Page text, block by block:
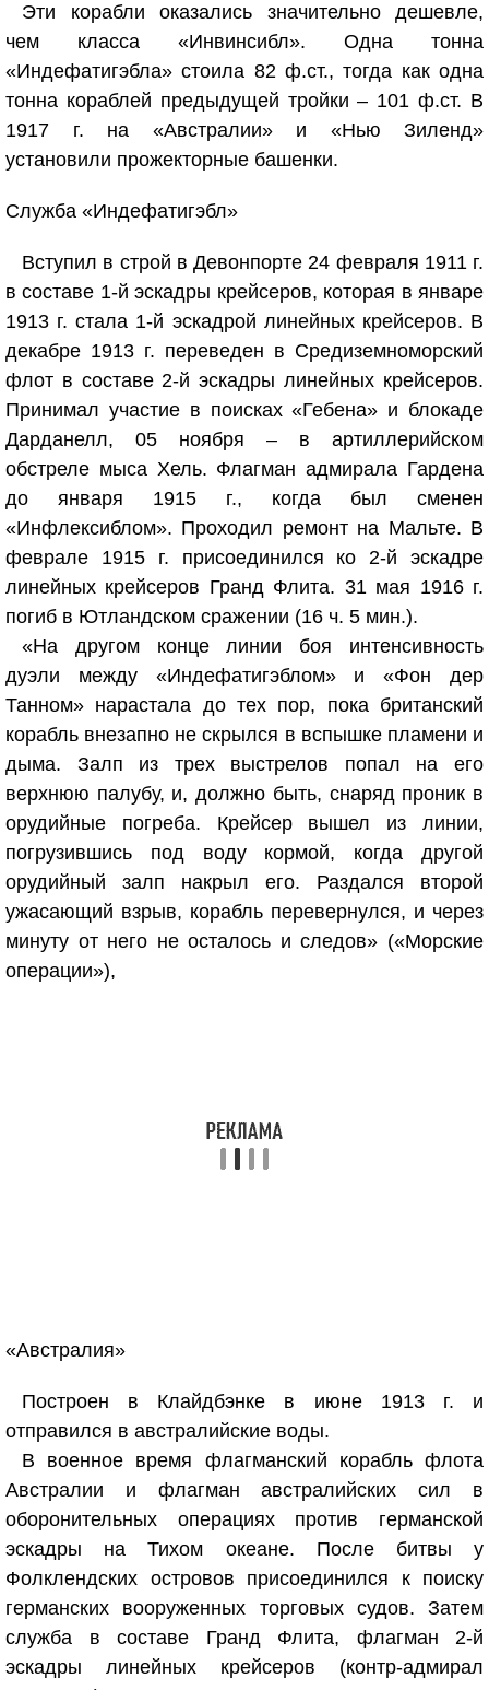
Эти корабли оказались значительно дешевле,
чем класса «Инвинсибл». Одна тонна
«Индефатигэбла» стоила 82 ф.ст., тогда как одна
тонна кораблей предыдущей тройки – 101 ф.ст. В
1917 г. на «Австралии» и «Нью Зиленд»
установили прожекторные башенки.
Служба «Индефатигэбл»
Вступил в строй в Девонпорте 24 февраля 1911 г.
в составе 1-й эскадры крейсеров, которая в январе
1913 г. стала 1-й эскадрой линейных крейсеров. В
декабре 1913 г. переведен в Средиземноморский
флот в составе 2-й эскадры линейных крейсеров.
Принимал участие в поисках «Гебена» и блокаде
Дарданелл, 05 ноября – в артиллерийском
обстреле мыса Хель. Флагман адмирала Гардена
до января 1915 г., когда был сменен
«Инфлексиблом». Проходил ремонт на Мальте. В
феврале 1915 г. присоединился ко 2-й эскадре
линейных крейсеров Гранд Флита. 31 мая 1916 г.
погиб в Ютландском сражении (16 ч. 5 мин.).
«На другом конце линии боя интенсивность
дуэли между «Индефатигэблом» и «Фон дер
Танном» нарастала до тех пор, пока британский
корабль внезапно не скрылся в вспышке пламени и
дыма. Залп из трех выстрелов попал на его
верхнюю палубу, и, должно быть, снаряд проник в
орудийные погреба. Крейсер вышел из линии,
погрузившись под воду кормой, когда другой
орудийный залп накрыл его. Раздался второй
ужасающий взрыв, корабль перевернулся, и через
минуту от него не осталось и следов» («Морские
операции»),
«Австралия»
Построен в Клайдбэнке в июне 1913 г. и
отправился в австралийские воды.
В военное время флагманский корабль флота
Австралии и флагман австралийских сил в
оборонительных операциях против германской
эскадры на Тихом океане. После битвы у
Фолклендских островов присоединился к поиску
германских вооруженных торговых судов. Затем
служба в составе Гранд Флита, флагман 2-й
эскадры линейных крейсеров (контр-адмирал